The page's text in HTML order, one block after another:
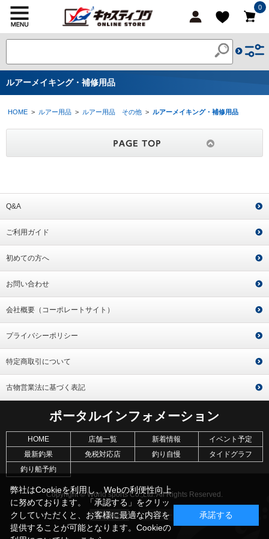
0
ルアーメイキング・補修用品
HOME > ルアー用品 > ルアー用品 その他 > ルアーメイキング・補修用品
Q&A
ご利用ガイド
初めての方へ
お問い合わせ
会社概要（コーポレートサイト）
プライバシーポリシー
特定商取引について
古物営業法に基づく表記
ポータルインフォメーション
HOME 店舗一覧 新着情報
イベント予定
最新釣果
免税対応店 釣り自慢
タイドグラフ
釣り船予約
Copyright © World sports Co.,Ltd. All Rights Reserved.
弊社はCookieを利用し、Webの利便性向上
に努めております。「承認する」をクリッ
クしていただくと、お客様に最適な内容を
提供することが可能となります。Cookieの
承諾する